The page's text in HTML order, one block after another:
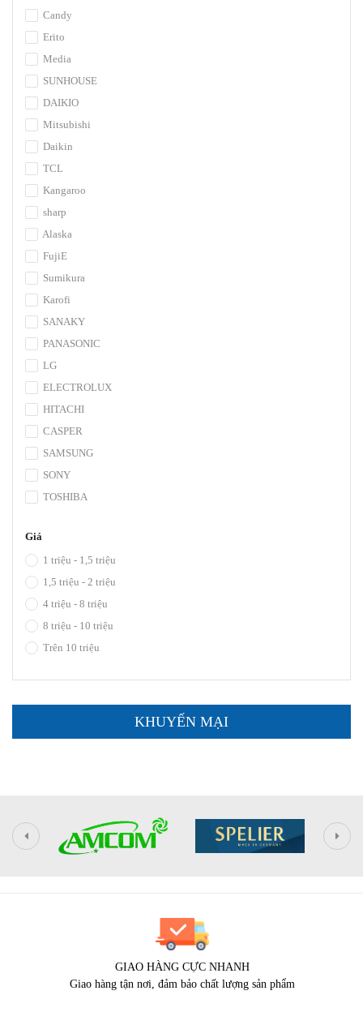
Candy
Erito
Media
SUNHOUSE
DAIKIO
Mitsubishi
Daikin
TCL
Kangaroo
sharp
Alaska
FujiE
Sumikura
Karofi
SANAKY
PANASONIC
LG
ELECTROLUX
HITACHI
CASPER
SAMSUNG
SONY
TOSHIBA
Giá
1 triệu - 1,5 triệu
1,5 triệu - 2 triệu
4 triệu - 8 triệu
8 triệu - 10 triệu
Trên 10 triệu
KHUYẾN MẠI
GIAO HÀNG CỰC NHANH
Giao hàng tận nơi, đảm bảo chất lượng sản phẩm